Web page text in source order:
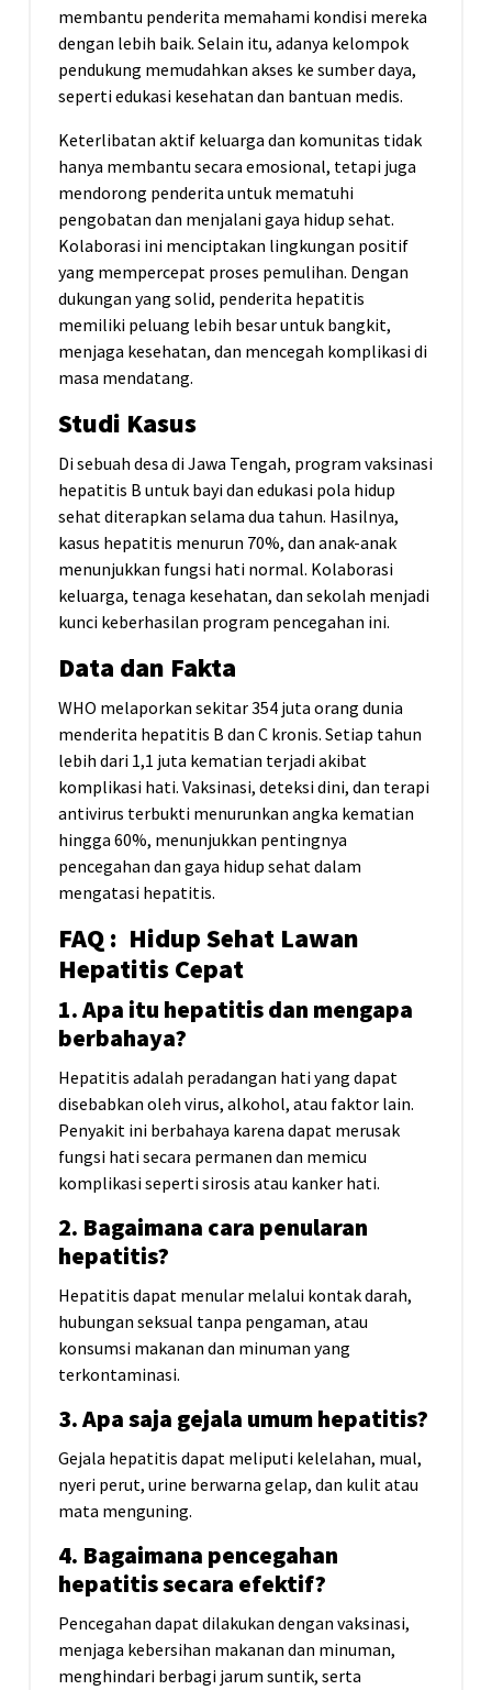
membantu penderita memahami kondisi mereka
dengan lebih baik. Selain itu, adanya kelompok
pendukung memudahkan akses ke sumber daya,
seperti edukasi kesehatan dan bantuan medis.
Keterlibatan aktif keluarga dan komunitas tidak
hanya membantu secara emosional, tetapi juga
mendorong penderita untuk mematuhi
pengobatan dan menjalani gaya hidup sehat.
Kolaborasi ini menciptakan lingkungan positif
yang mempercepat proses pemulihan. Dengan
dukungan yang solid, penderita hepatitis
memiliki peluang lebih besar untuk bangkit,
menjaga kesehatan, dan mencegah komplikasi di
masa mendatang.
Studi Kasus
Di sebuah desa di Jawa Tengah, program vaksinasi
hepatitis B untuk bayi dan edukasi pola hidup
sehat diterapkan selama dua tahun. Hasilnya,
kasus hepatitis menurun 70%, dan anak-anak
menunjukkan fungsi hati normal. Kolaborasi
keluarga, tenaga kesehatan, dan sekolah menjadi
kunci keberhasilan program pencegahan ini.
Data dan Fakta
WHO melaporkan sekitar 354 juta orang dunia
menderita hepatitis B dan C kronis. Setiap tahun
lebih dari 1,1 juta kematian terjadi akibat
komplikasi hati. Vaksinasi, deteksi dini, dan terapi
antivirus terbukti menurunkan angka kematian
hingga 60%, menunjukkan pentingnya
pencegahan dan gaya hidup sehat dalam
mengatasi hepatitis.
FAQ : Hidup Sehat Lawan
Hepatitis Cepat
1. Apa itu hepatitis dan mengapa
berbahaya?
Hepatitis adalah peradangan hati yang dapat
disebabkan oleh virus, alkohol, atau faktor lain.
Penyakit ini berbahaya karena dapat merusak
fungsi hati secara permanen dan memicu
komplikasi seperti sirosis atau kanker hati.
2. Bagaimana cara penularan
hepatitis?
Hepatitis dapat menular melalui kontak darah,
hubungan seksual tanpa pengaman, atau
konsumsi makanan dan minuman yang
terkontaminasi.
3. Apa saja gejala umum hepatitis?
Gejala hepatitis dapat meliputi kelelahan, mual,
nyeri perut, urine berwarna gelap, dan kulit atau
mata menguning.
4. Bagaimana pencegahan
hepatitis secara efektif?
Pencegahan dapat dilakukan dengan vaksinasi,
menjaga kebersihan makanan dan minuman,
menghindari berbagi jarum suntik, serta